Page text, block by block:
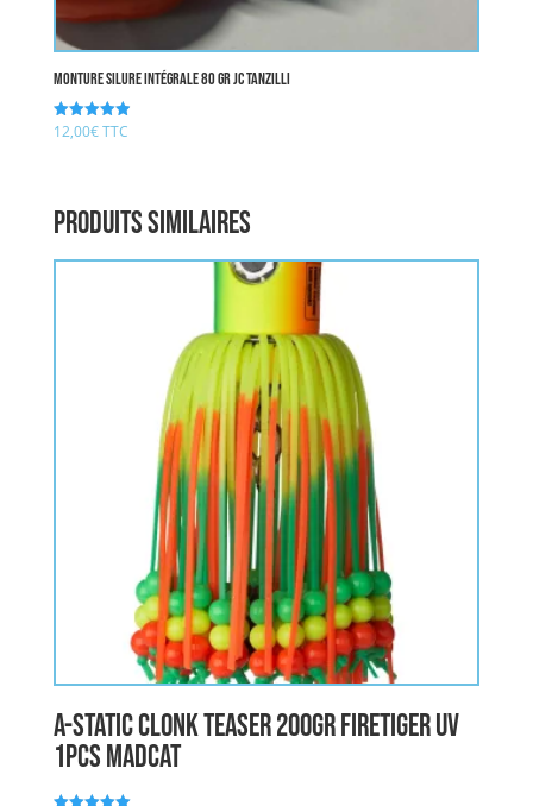
Monture Silure Intégrale 80 gr JC TANZILLI
Note
12,00€TTC
Produits similaires
A-STATIC CLONK TEASER 200gr FIRETIGER UV
1pcs MADCAT